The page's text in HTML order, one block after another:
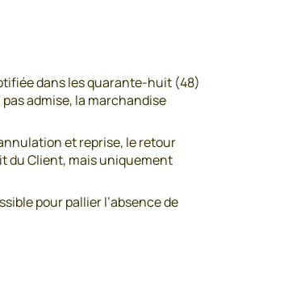
dans les quarante-huit (48)
admise, la marchandise
et reprise, le retour
du Client, mais uniquement
pour pallier l’absence de